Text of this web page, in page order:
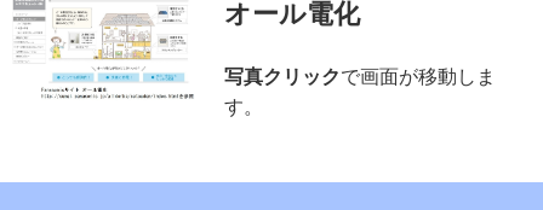
オール電化
写真クリックで画面が移動しま
す。